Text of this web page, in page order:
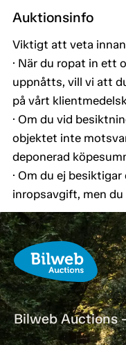
Auktionsinfo
Viktigt att veta
· När du ropat in ett
uppnåtts, vill vi att
på vårt
· Om du vid
objektet inte
deponerad
· Om du ej
inropsavgift, men
Bilweb Auctions